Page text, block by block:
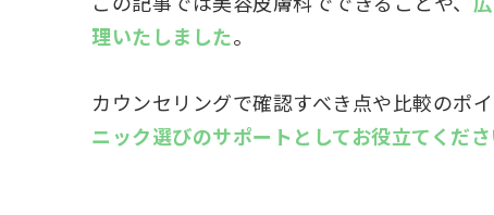
理いたしました。
カウンセリングで確認すべき点や比較のポ
ニック選びのサポートとしてお役立てくだ